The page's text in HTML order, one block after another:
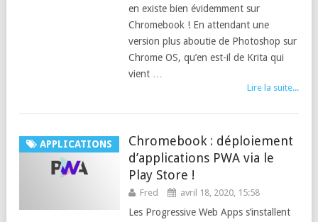
en existe bien évidemment sur
Chromebook ! En attendant une
version plus aboutie de Photoshop sur
Chrome OS, qu’en est-il de Krita qui
vient …
Lire la suite...
APPLICATIONS
Chromebook : déploiement
d’applications PWA via le
Play Store !
Fred avril 18, 2020, 15:58
Les Progressive Web Apps s’installent